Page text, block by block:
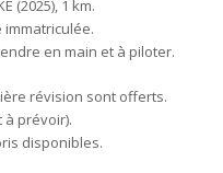
(2025), 1 km.
immatriculée.
en main et à piloter.
révision sont offerts.
à prévoir).
disponibles.